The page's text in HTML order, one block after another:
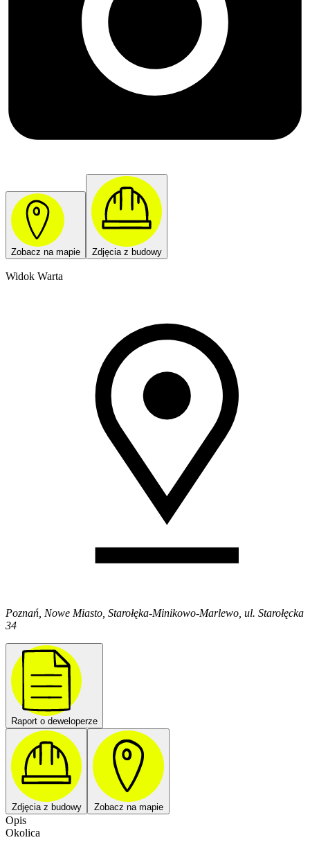
Zobacz na mapie Zdjęcia z budowy
Widok Warta
Poznań, Nowe Miasto, Starołęka-Minikowo-Marlewo, ul. Starołęcka
34
Raport o deweloperze
Zdjęcia z budowy Zobacz na mapie
Opis
Okolica